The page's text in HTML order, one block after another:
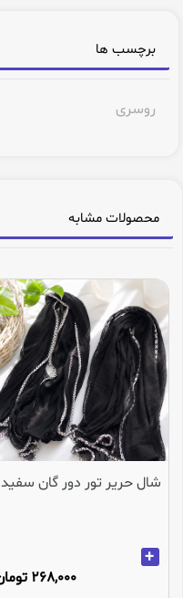
برچسب ها
روسری
محصولات مشابه
شال حریر تور دور گان سفید
+
268,000 تومان